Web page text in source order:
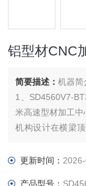
铝型材CNC
简要描述：机器简
1、SD4560V7-
米高速型材加工
机构设计在横梁
精密级滚珠丝杆。
更新时间：
产品型号：